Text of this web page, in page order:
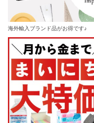
海外輸入ブランド品がお得です♪